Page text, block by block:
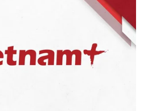
triển máy bay quân sự
thể được triển khai trên tàu sân
Quốc và các tàu khác để bổ
bay chiến đấu của tàu này.